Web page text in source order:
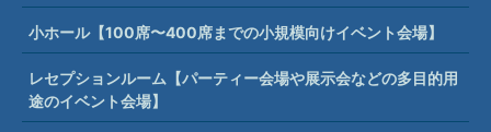
小ホール【100席〜400席までの小規模向けイベント会場】
レセプションルーム【パーティー会場や展示会などの多目的用
途のイベント会場】